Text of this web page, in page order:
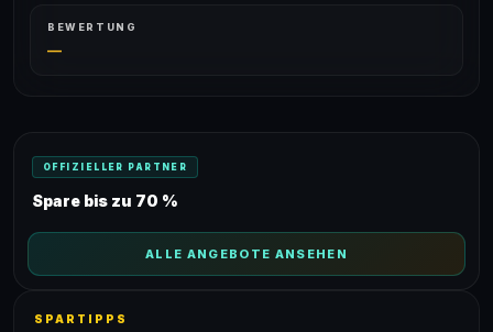
BEWERTUNG
—
OFFIZIELLER PARTNER
Spare bis zu 70 %
ALLE ANGEBOTE ANSEHEN
SPARTIPPS